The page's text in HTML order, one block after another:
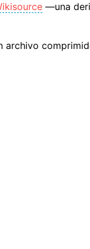
—una
archivo